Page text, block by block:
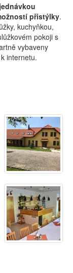
přistýlky.
kuchyňkou,
pokoji s
vybaveny
internetu.